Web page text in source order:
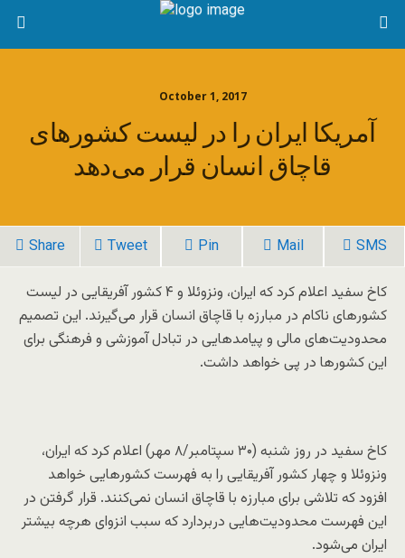
October 1, 2017
آمریکا ایران را در لیست کشورهای
قاچاق انسان قرار می‌دهد
Share Tweet Pin Mail SMS
کاخ سفید اعلام کرد که ایران، ونزوئلا و ۴ کشور آفریقایی در لیست
کشورهای ناکام در مبارزه با قاچاق انسان قرار می‌گیرند. این تصمیم
محدودیت‌های مالی و پیامدهایی در تبادل آموزشی و فرهنگی برای
این کشورها در پی خواهد داشت.
کاخ سفید در روز شنبه (۳۰ سپتامبر/۸ مهر) اعلام کرد که ایران،
ونزوئلا و چهار کشور آفریقایی را به فهرست کشورهایی خواهد
افزود که تلاشی برای مبارزه با قاچاق انسان نمی‌کنند. قرار گرفتن در
این فهرست محدودیت‌هایی دربردارد که سبب انزوای هرچه بیشتر
ایران می‌شود.